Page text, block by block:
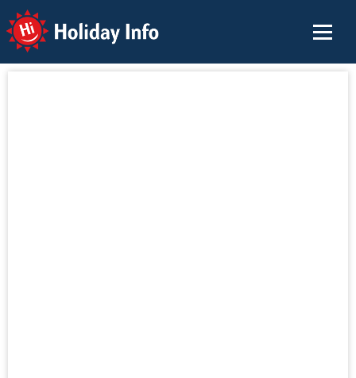
Holiday Info